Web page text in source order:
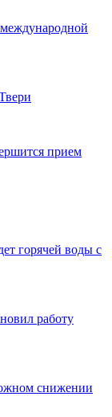
международной
прием
горячей воды с
работу
снижении